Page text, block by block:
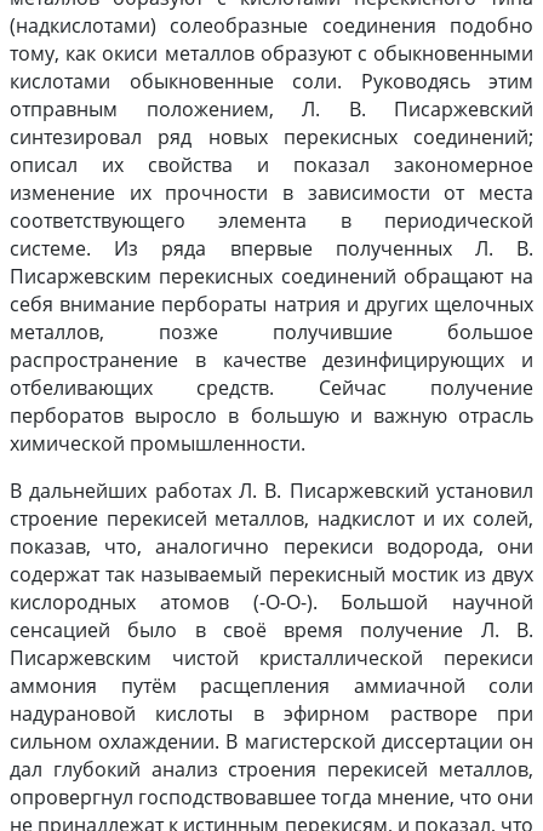
(надкислотами) солеобразные соединения подобно
тому, как окиси металлов образуют с обыкновенными
кислотами обыкновенные соли. Руководясь этим
отправным положением, Л. В. Писаржевский
синтезировал ряд новых перекисных соединений;
описал их свойства и показал закономерное
изменение их прочности в зависимости от места
соответствующего элемента в периодической
системе. Из ряда впервые полученных Л. В.
Писаржевским перекисных соединений обращают на
себя внимание пербораты натрия и других щелочных
металлов, позже получившие большое
распространение в качестве дезинфицирующих и
отбеливающих средств. Сейчас получение
перборатов выросло в большую и важную отрасль
химической промышленности.
В дальнейших работах Л. В. Писаржевский установил
строение перекисей металлов, надкислот и их солей,
показав, что, аналогично перекиси водорода, они
содержат так называемый перекисный мостик из двух
кислородных атомов (-О-О-). Большой научной
сенсацией было в своё время получение Л. В.
Писаржевским чистой кристаллической перекиси
аммония путём расщепления аммиачной соли
надурановой кислоты в эфирном растворе при
сильном охлаждении. В магистерской диссертации он
дал глубокий анализ строения перекисей металлов,
опровергнул господствовавшее тогда мнение, что они
не принадлежат к истинным перекисям, и показал, что